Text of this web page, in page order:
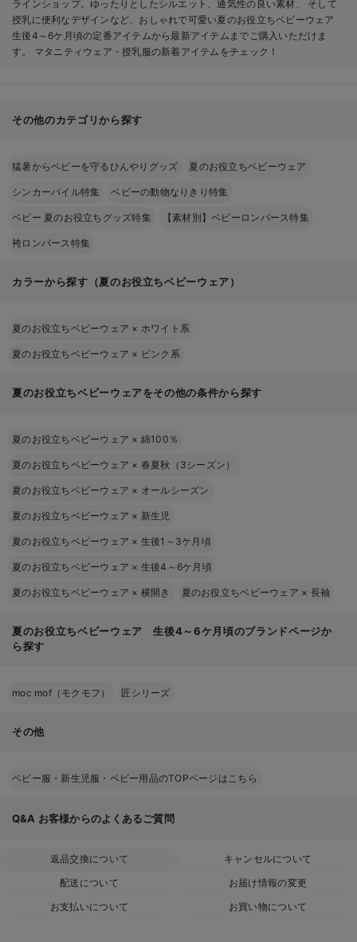
ラインショップ。ゆったりとしたシルエット、通気性の良い素材、 そして
授乳に便利なデザインなど、おしゃれで可愛い夏のお役立ちベビーウェア
生後4～6ケ月頃の定番アイテムから最新アイテムまでご購入いただけま
す。 マタニティウェア・授乳服の新着アイテムをチェック！
その他のカテゴリから探す
猛暑からベビーを守るひんやりグッズ 夏のお役立ちベビーウェア
シンカーパイル特集 ベビーの動物なりきり特集
ベビー 夏のお役立ちグッズ特集 【素材別】ベビーロンパース特集
袴ロンパース特集
カラーから探す（夏のお役立ちベビーウェア）
夏のお役立ちベビーウェア × ホワイト系
夏のお役立ちベビーウェア × ピンク系
夏のお役立ちベビーウェアをその他の条件から探す
夏のお役立ちベビーウェア × 綿100％
夏のお役立ちベビーウェア × 春夏秋（3シーズン）
夏のお役立ちベビーウェア × オールシーズン
夏のお役立ちベビーウェア × 新生児
夏のお役立ちベビーウェア × 生後1～3ケ月頃
夏のお役立ちベビーウェア × 生後4～6ケ月頃
夏のお役立ちベビーウェア × 横開き 夏のお役立ちベビーウェア × 長袖
夏のお役立ちベビーウェア 生後4～6ケ月頃のブランドページか
ら探す
moc mof（モクモフ） 匠シリーズ
その他
ベビー服・新生児服・ベビー用品のTOPページはこちら
Q&A お客様からのよくあるご質問
返品交換について
キャンセルについて
配送について
お届け情報の変更
お支払いについて
お買い物について